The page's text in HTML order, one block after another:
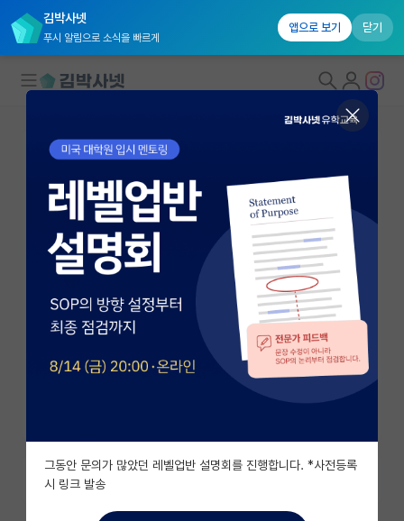
김박사넷
푸시 알림으로 소식을 빠르게
앱으로 보기 닫기
대학원생 모집
국내대학원 정보
연구실&오픈랩
연구실&오픈랩 홈
오픈랩 전체보기
PI 회원 신청
커뮤니티
유학교육
이벤트
반도체 아카데미
그동안 문의가 많았던 레벨업반 설명회를 진행합니다. *사전등록
시 링크 발송
조교수
서강대학교 전자공학과
kimjs@sogang.ac.kr
https://sites.google.com/view/taislab/